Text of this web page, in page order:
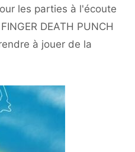
les parties à l'écoute
DEATH PUNCH
à jouer de la